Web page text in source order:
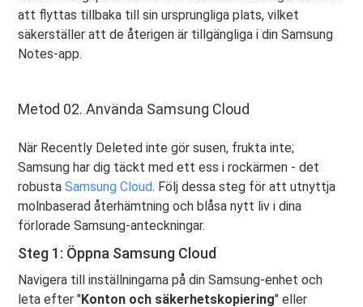
att flyttas tillbaka till sin ursprungliga plats, vilket
säkerställer att de återigen är tillgängliga i din Samsung
Notes-app.
Metod 02. Använda Samsung Cloud
När Recently Deleted inte gör susen, frukta inte;
Samsung har dig täckt med ett ess i rockärmen - det
robustaSamsung Cloud. Följ dessa steg för att utnyttja
molnbaserad återhämtning och blåsa nytt liv i dina
förlorade Samsung-anteckningar.
Steg 1: Öppna Samsung Cloud
Navigera till inställningarna på din Samsung-enhet och
leta efter "Konton och säkerhetskopiering" eller